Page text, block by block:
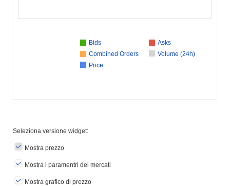
Bids
Asks
Combined Orders
Volume (24h)
Price
Seleziona versione widget:
Mostra prezzo
Mostra i paramentri dei mercati
Mostra grafico di prezzo